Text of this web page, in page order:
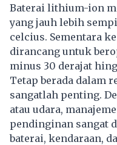
Baterai lithium-ion
yang jauh lebih
celcius. Sementara
dirancang untuk
minus 30 derajat
Tetap berada dalam
sangatlah penting.
atau udara,
pendinginan sangat
baterai, kendaraan,